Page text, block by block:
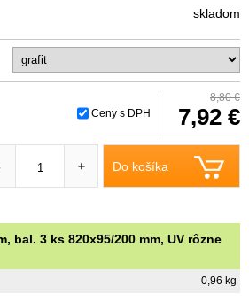
skladom
Ceny s DPH
8,80 €
7,92 €
Do košíka
+
bal. 3 ks 820x95/200 mm, UV rôzne
0,96 kg